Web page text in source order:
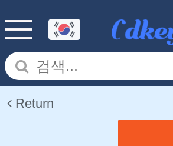
Return